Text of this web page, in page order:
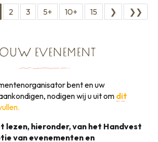
2 3 5+ 10+ 15 ❯ ❯❯
EVENEMENT
bent en uw
nodigen wij u uit om dit
lezen, hieronder, van het Handvest
van evenementen en